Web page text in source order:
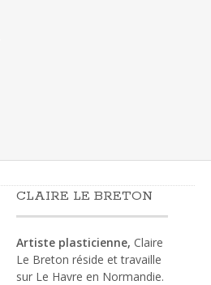
CLAIRE LE BRETON
Artiste plasticienne, Claire
Le Breton réside et travaille
sur Le Havre en Normandie.